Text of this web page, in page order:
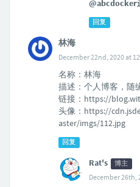
@abcdocker
回复
林海
December 22nd, 2020 at
名称：林海
描述：个人博客，随
链接：https://
头像：https://
aster/imgs/112.jpg
回复
Rat's 博主
December 26th,